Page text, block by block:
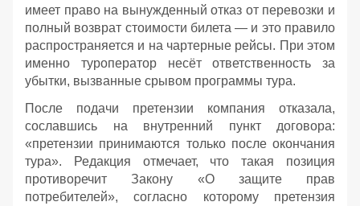
имеет право на вынужденный отказ от перевозки и
полный возврат стоимости билета — и это правило
распространяется и на чартерные рейсы. При этом
именно туроператор несёт ответственность за
убытки, вызванные срывом программы тура.
После подачи претензии компания отказала,
сославшись на внутренний пункт договора:
«претензии принимаются только после окончания
тура». Редакция отмечает, что такая позиция
противоречит Закону «О защите прав
потребителей», согласно которому претензия